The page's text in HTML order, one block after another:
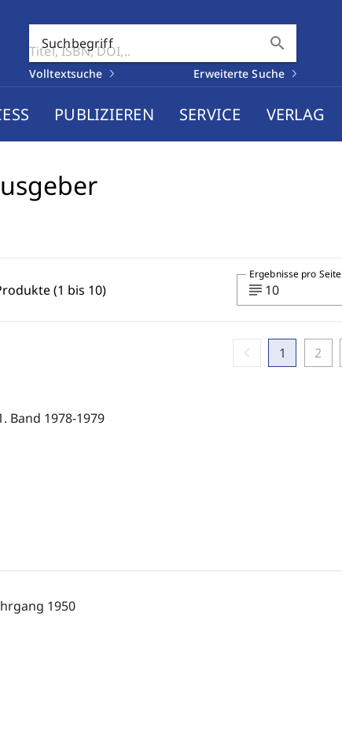
Suchbegriff search
Volltextsuche Erweiterte Suche
PUBLIZIEREN SERVICE VERLAG
(1 bis 10) subject 10
Ergebnisse pro Seite
1 2
Band 1978-1979
1950